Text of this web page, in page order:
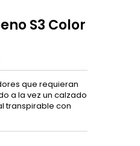
S3 Color
que requieran
a la vez un calzado
transpirable con